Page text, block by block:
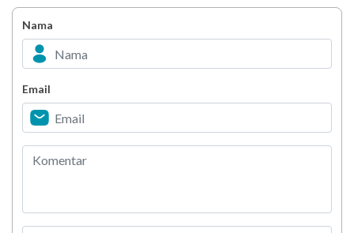
Bahagia dalam Tubuh
Minuman Manis, Teman atau Ancaman?
Berani Selesaikan Challenge 6.000 Langkah?
Nama
Email